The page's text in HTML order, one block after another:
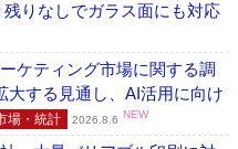
りなしでガラス面にも対応
ケティング市場に関する調
する見通し、AI活用に向け
場・統計 2026.8.6 NEW